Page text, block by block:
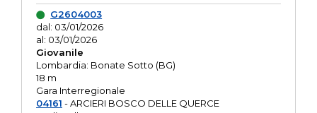
G2604003
dal: 03/01/2026
al: 03/01/2026
Giovanile
Lombardia: Bonate Sotto (BG)
18 m
Gara Interregionale
04161 - ARCIERI BOSCO DELLE QUERCE